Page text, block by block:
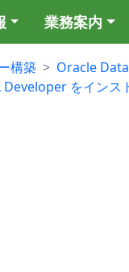
業務案内
構築
Oracle
をインス